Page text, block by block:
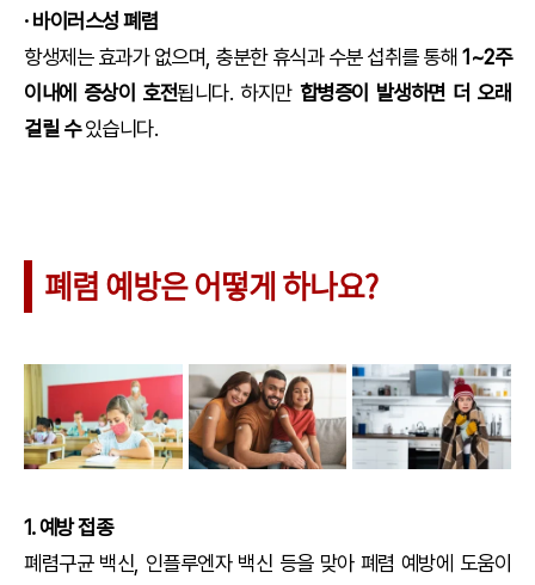
· 바이러스성 폐렴
항생제는 효과가 없으며, 충분한 휴식과 수분 섭취를 통해1~2주
이내에 증상이 호전됩니다. 하지만합병증이 발생하면 더 오래
걸릴 수있습니다.
폐렴 예방은 어떻게 하나요?
1. 예방 접종
폐렴구균 백신, 인플루엔자 백신 등을 맞아 폐렴 예방에 도움이